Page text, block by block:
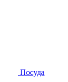
Посуда